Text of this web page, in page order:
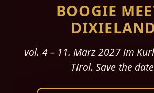
BOOGIE
vol. 4 – 11. März 2027 im
Tirol. Save the